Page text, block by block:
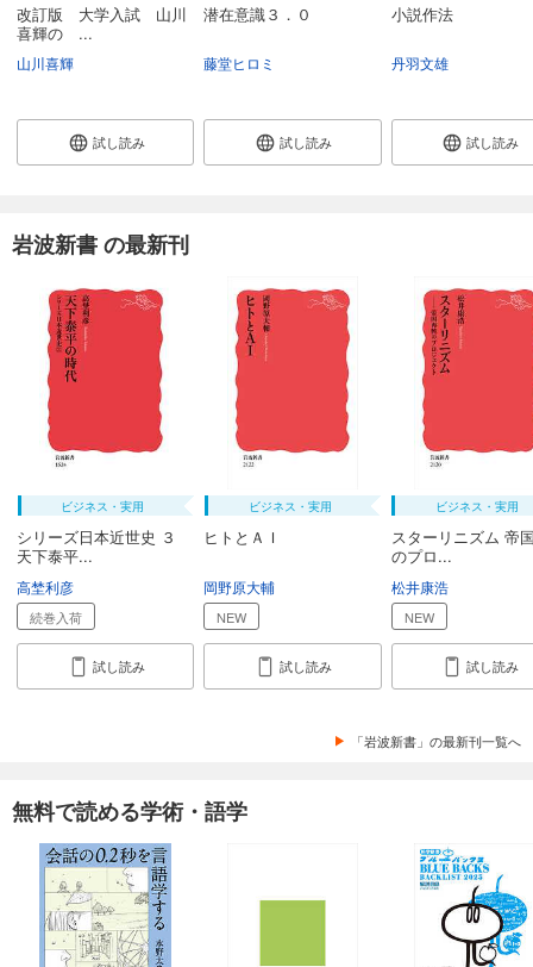
改訂版 大学入試 山川
喜輝の ...
山川喜輝
試し読み
潜在意識３．０
藤堂ヒロミ
試し読み
小説作法
丹羽文雄
試し読み
岩波新書 の最新刊
ビジネス・実用
シリーズ日本近世史 ３
天下泰平...
高埜利彦
続巻入荷
試し読み
ビジネス・実用
ヒトとＡＩ
岡野原大輔
NEW
試し読み
ビジネス・実用
スターリニズム 帝
のプロ...
松井康浩
NEW
試し読み
「岩波新書」の最新刊一覧へ
無料で読める学術・語学